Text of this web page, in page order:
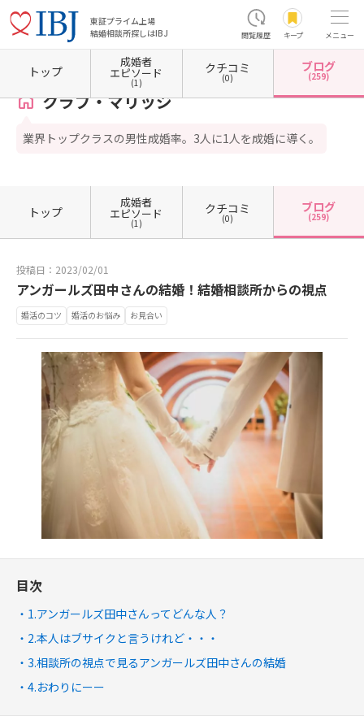
東証プライム上場
結婚相談所探しはIBJ
閲覧履歴 キープ メニュー
ホーム 東京都の結婚相談所 東京都渋谷区 クラブ・マリッジ カウンセラーブログ一覧
クラブ・マリッジ
業界トップクラスの男性成婚率。3人に1人を成婚に導く。
トップ
成婚者
エピソード
(1)
クチコミ
(0)
ブログ
(259)
トップ
成婚者
エピソード
(1)
クチコミ
(0)
ブログ
(259)
投稿日：2023/02/01
アンガールズ田中さんの結婚！結婚相談所からの視点
婚活のコツ 婚活のお悩み お見合い
目次
1.アンガールズ田中さんってどんな人？
2.本人はブサイクと言うけれど・・・
3.相談所の視点で見るアンガールズ田中さんの結婚
4.おわりにーー